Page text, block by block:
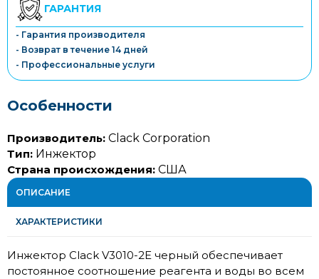
ГАРАНТИЯ
- Гарантия производителя
- Возврат в течение 14 дней
- Профессиональные услуги
Особенности
Производитель: Clack Corporation
Тип: Инжектор
Страна происхождения: США
ОПИСАНИЕ
ХАРАКТЕРИСТИКИ
Инжектор Clack V3010-2E черный обеспечивает
постоянное соотношение реагента и воды во всем